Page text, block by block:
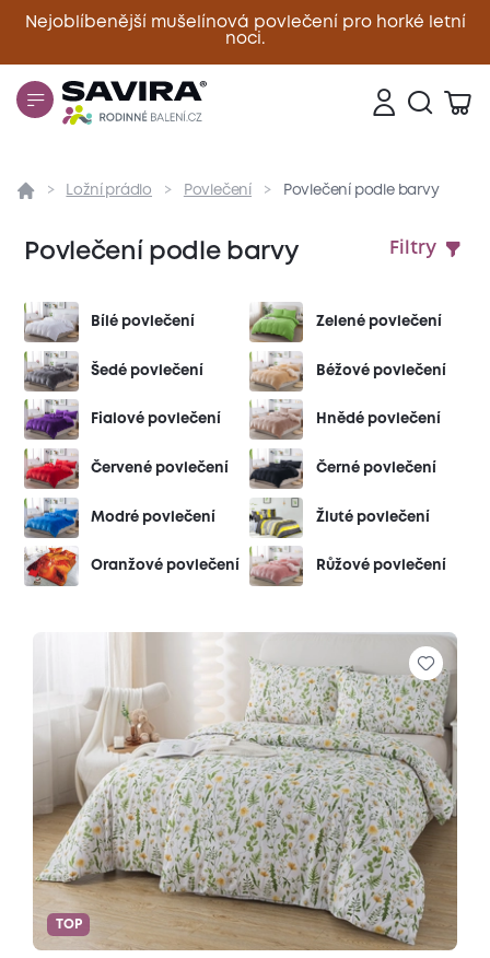
Nejoblíbenější mušelínová povlečení pro horké letní
noci.
Zavřít
Ložní prádlo Povlečení Povlečení podle barvy
Povlečení podle barvy Filtry
Bílé povlečení Zelené povlečení
Šedé povlečení Béžové povlečení
Fialové povlečení Hnědé povlečení
Červené povlečení Černé povlečení
Modré povlečení Žluté povlečení
Oranžové povlečení Růžové povlečení
TOP